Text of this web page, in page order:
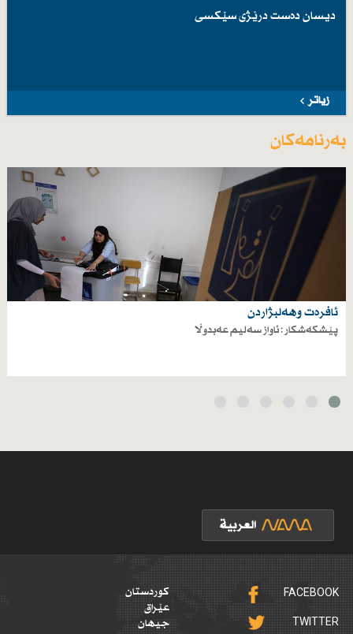
دیسان دەست درێژی سێكسی
زیاتر
بەرنامەکان
ئافرەت وهەلبژاردن
پێشکەشکار : ئاواز سەلیم عەبدوڵا
FACEBOOK
TWITTER
کوردستان
عێراق
جیهان